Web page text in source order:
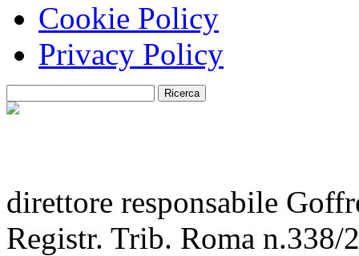
Cookie Policy
Privacy Policy
direttore responsabile
Registr. Trib. Roma n.338/